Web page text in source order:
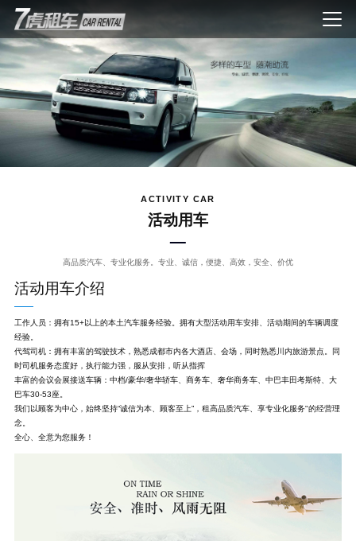
ACTIVITY CAR
活动用车
高品质汽车、专业化服务。专业、诚信，便捷、高效，安全、价优
活动用车介绍
工作人员：拥有15+以上的本土汽车服务经验。拥有大型活动用车安排、活动期间的车辆调度
经验。
代驾司机：拥有丰富的驾驶技术，熟悉成都市内各大酒店、会场，同时熟悉川内旅游景点。同
时司机服务态度好，执行能力强，服从安排，听从指挥
丰富的会议会展接送车辆：中档/豪华/奢华轿车、商务车、奢华商务车、中巴丰田考斯特、大
巴车30-53座。
我们以顾客为中心，始终坚持“诚信为本、顾客至上”，租高品质汽车、享专业化服务"的经营理
念。
全心、全意为您服务！